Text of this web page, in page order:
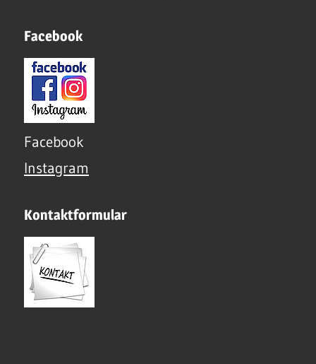
Facebook
Facebook
Instagram
Kontaktformular